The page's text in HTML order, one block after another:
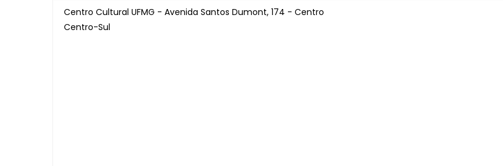
Centro Cultural UFMG - Avenida Santos Dumont, 174 - Centro
Centro-Sul